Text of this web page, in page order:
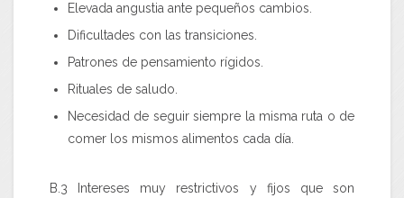
Elevada angustia ante pequeños cambios.
Dificultades con las transiciones.
Patrones de pensamiento rígidos.
Rituales de saludo.
Necesidad de seguir siempre la misma ruta o de
comer los mismos alimentos cada día.
B.3 Intereses muy restrictivos y fijos que son